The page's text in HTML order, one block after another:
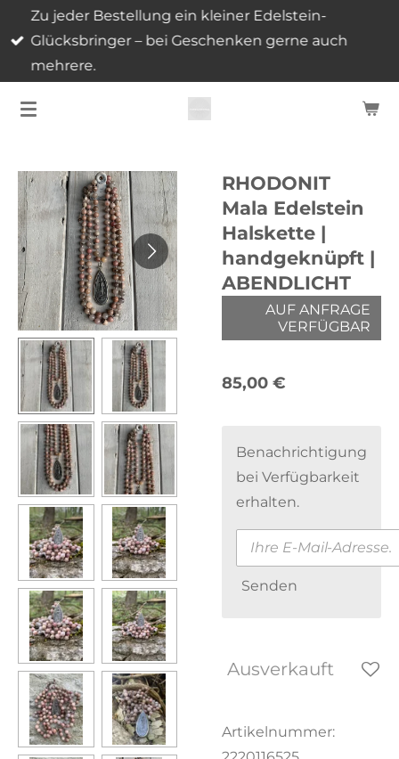
Zum
Hauptinhalt
springen
Zu jeder Bestellung ein kleiner Edelstein-
Glücksbringer – bei Geschenken gerne auch
mehrere.
RHODONIT
Mala Edelstein
Halskette |
handgeknüpft |
ABENDLICHT
AUF ANFRAGE
VERFÜGBAR
85,00 €
Benachrichtigung
bei Verfügbarkeit
erhalten.
Senden
Ausverkauft
Artikelnummer: